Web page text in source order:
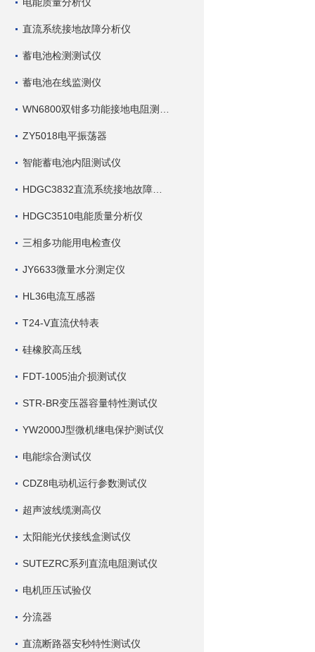
直流系统接地故障分析仪
蓄电池检测测试仪
蓄电池在线监测仪
ZY5018电平振荡器
智能蓄电池内阻测试仪
HDGC3510电能质量分析仪
三相多功能用电检查仪
JY6633微量水分测定仪
HL36电流互感器
T24-V直流伏特表
硅橡胶高压线
FDT-1005油介损测试仪
STR-BR变压器容量特性测试仪
YW2000J型微机继电保护测试仪
电能综合测试仪
CDZ8电动机运行参数测试仪
超声波线缆测高仪
太阳能光伏接线盒测试仪
SUTEZRC系列直流电阻测试仪
电机匝压试验仪
分流器
直流断路器安秒特性测试仪